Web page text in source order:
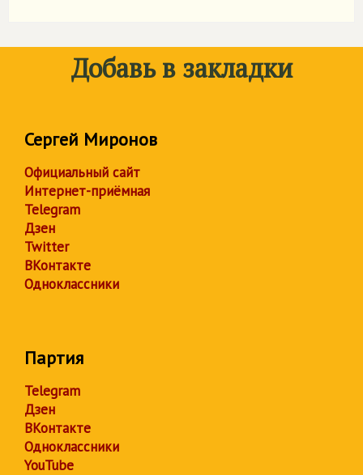
Добавь в закладки
Сергей Миронов
Официальный сайт
Интернет-приёмная
Telegram
Дзен
Twitter
ВКонтакте
Одноклассники
Партия
Telegram
Дзен
ВКонтакте
Одноклассники
YouTube